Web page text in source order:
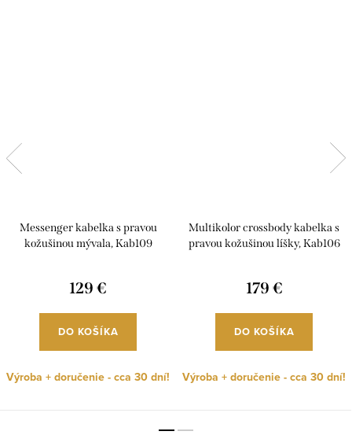
Messenger kabelka s pravou
kožušinou mývala, Kab109
129 €
DO KOŠÍKA
Výroba + doručenie - cca 30 dní!
Multikolor crossbody kabelka s
pravou kožušinou líšky, Kab106
179 €
DO KOŠÍKA
Výroba + doručenie - cca 30 dní!